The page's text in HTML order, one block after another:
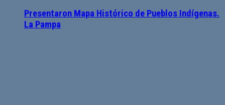
Presentaron Mapa Histórico de Pueblos Indígenas.
La Pampa